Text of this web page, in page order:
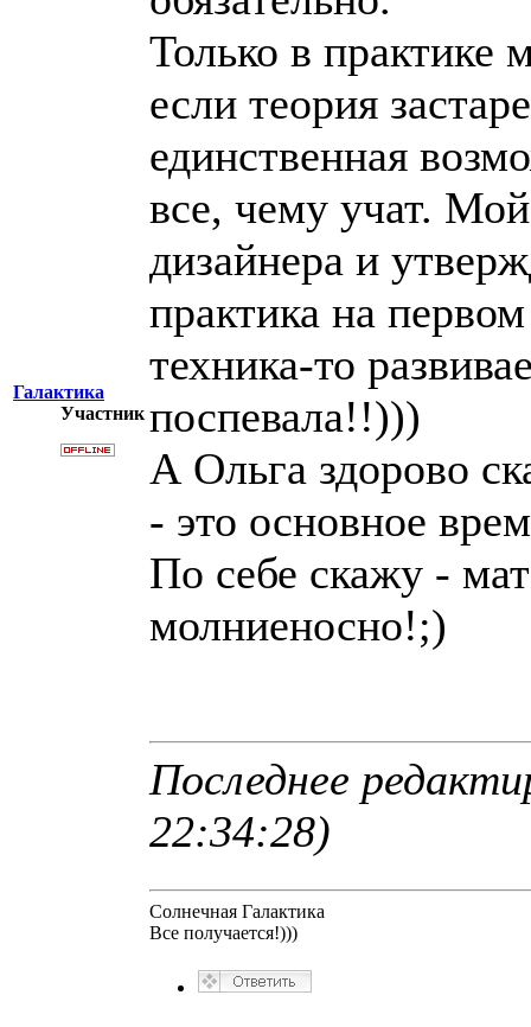
Галактика
Участник
Только в практике
если теория
единственная
все, чему учат.
дизайнера и
практика на
техника-то
поспевала!!)))
А Ольга здорово
- это основное
По себе скажу -
молниеносно!;)
Последнее
22:34:28)
Солнечная Галактика
Все получается!)))